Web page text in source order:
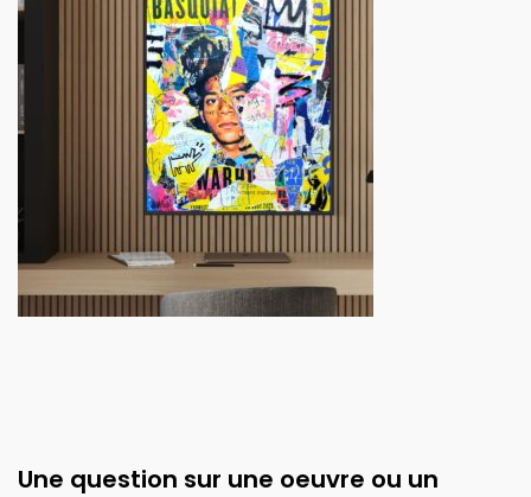
Une question sur une oeuvre ou un